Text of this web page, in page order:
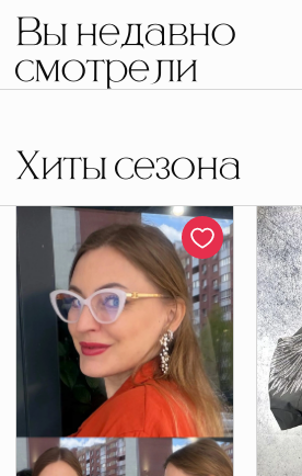
Вы недавно
смотрели
Хиты сезона